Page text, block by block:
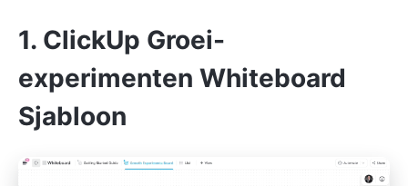
1. ClickUp Groei-
experimenten Whiteboard
Sjabloon